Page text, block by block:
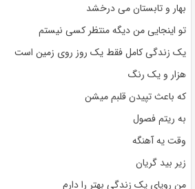
بهار و تابستان می درخشد
تو اینجایی من دیگه منتظر کسی نیستم
یک زندگی کامل فقط یک روز روی زمین است
هزار و یک رنگ
که باعث تپیدن قلبم میشن
به ریتم فصول
وقت یه آهنگه
زیر بید گریان
من رویای یک زندگی بهتر را دارم